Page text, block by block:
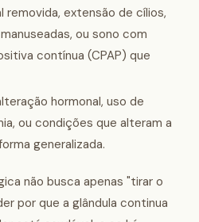
removida, extensão de cílios,
ou sono com
contínua (CPAP) que
hormonal, uso de
ou condições que alteram a
generalizada.
não busca apenas "tirar o
por que a glândula continua